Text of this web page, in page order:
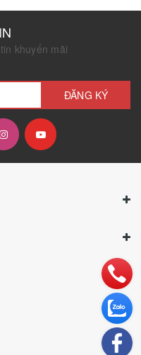
khuyến mãi
ĐĂNG KÝ